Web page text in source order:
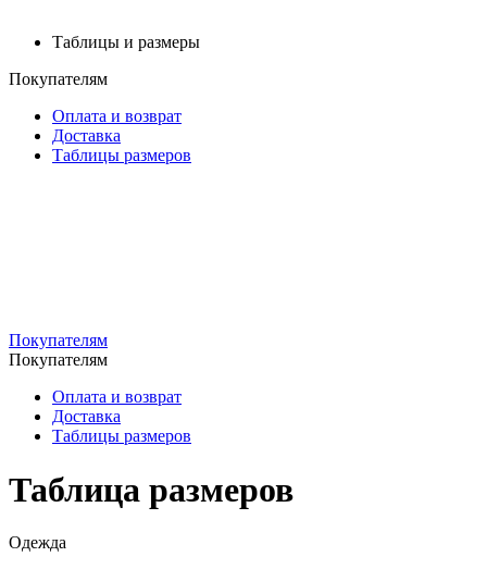
Таблицы и размеры
Покупателям
Оплата и возврат
Доставка
Таблицы размеров
Покупателям
Покупателям
Оплата и возврат
Доставка
Таблицы размеров
Таблица размеров
Одежда